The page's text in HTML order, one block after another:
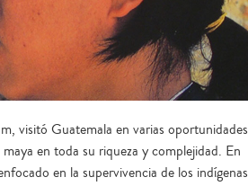
visitó Guatemala en varias oportunidades
en toda su riqueza y complejidad. En
en la supervivencia de los indígenas